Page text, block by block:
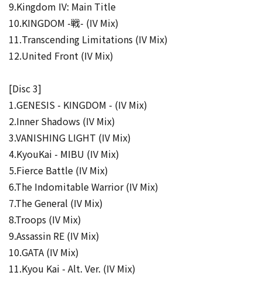
9.Kingdom IV: Main Title
10.KINGDOM -戦- (IV Mix)
11.Transcending Limitations (IV Mix)
12.United Front (IV Mix)
[Disc 3]
1.GENESIS - KINGDOM - (IV Mix)
2.Inner Shadows (IV Mix)
3.VANISHING LIGHT (IV Mix)
4.KyouKai - MIBU (IV Mix)
5.Fierce Battle (IV Mix)
6.The Indomitable Warrior (IV Mix)
7.The General (IV Mix)
8.Troops (IV Mix)
9.Assassin RE (IV Mix)
10.GATA (IV Mix)
11.Kyou Kai - Alt. Ver. (IV Mix)